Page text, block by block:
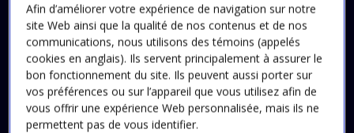
Informations pratiques
Réservations
Visites scolaires :
Afin d’améliorer votre expérience de navigation sur notre
site Web ainsi que la qualité de nos contenus et de nos
communications, nous utilisons des témoins (appelés
cookies en anglais). Ils servent principalement à assurer le
bon fonctionnement du site. Ils peuvent aussi porter sur
vos préférences ou sur l’appareil que vous utilisez afin de
vous offrir une expérience Web personnalisée, mais ils ne
permettent pas de vous identifier.